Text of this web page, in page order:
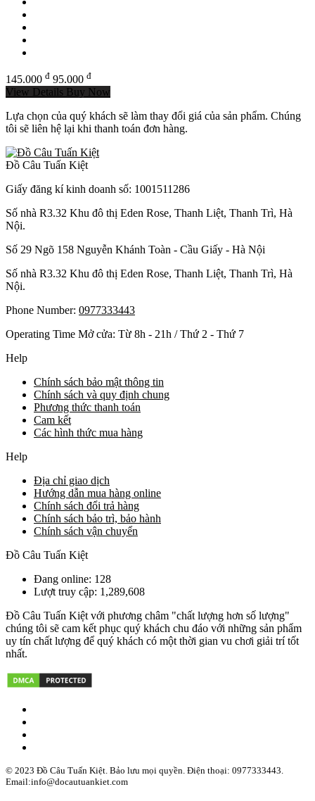
145.000 đ 95.000 đ
View Details Buy Now
Lựa chọn của quý khách sẽ làm thay đổi giá của sản phẩm. Chúng
tôi sẽ liên hệ lại khi thanh toán đơn hàng.
Đồ Câu Tuấn Kiệt
Giấy đăng kí kinh doanh số: 1001511286
Số nhà R3.32 Khu đô thị Eden Rose, Thanh Liệt, Thanh Trì, Hà
Nội.
Số 29 Ngõ 158 Nguyễn Khánh Toàn - Cầu Giấy - Hà Nội
Số nhà R3.32 Khu đô thị Eden Rose, Thanh Liệt, Thanh Trì, Hà
Nội.
Phone Number: 0977333443
Operating Time Mở cửa: Từ 8h - 21h / Thứ 2 - Thứ 7
Help
Chính sách bảo mật thông tin
Chính sách và quy định chung
Phương thức thanh toán
Cam kết
Các hình thức mua hàng
Help
Địa chỉ giao dịch
Hướng dẫn mua hàng online
Chính sách đổi trả hàng
Chính sách bảo trì, bảo hành
Chính sách vận chuyển
Đồ Câu Tuấn Kiệt
Đang online: 128
Lượt truy cập: 1,289,608
Đồ Câu Tuấn Kiệt với phương châm "chất lượng hơn số lượng"
chúng tôi sẽ cam kết phục quý khách chu đáo với những sản phẩm
uy tín chất lượng để quý khách có một thời gian vu chơi giải trí tốt
nhất.
© 2023 Đồ Câu Tuấn Kiệt. Bảo lưu mọi quyền. Điện thoại: 0977333443.
Email:info@docautuankiet.com